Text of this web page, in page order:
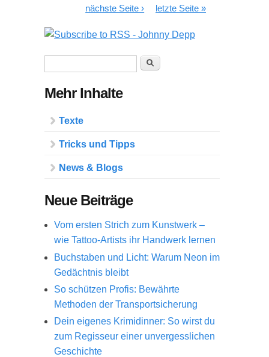
nächste Seite ›
letzte Seite »
Suche
Mehr Inhalte
Texte
Tricks und Tipps
News & Blogs
Neue Beiträge
Vom ersten Strich zum Kunstwerk –
wie Tattoo-Artists ihr Handwerk lernen
Buchstaben und Licht: Warum Neon im
Gedächtnis bleibt
So schützen Profis: Bewährte
Methoden der Transportsicherung
Dein eigenes Krimidinner: So wirst du
zum Regisseur einer unvergesslichen
Geschichte